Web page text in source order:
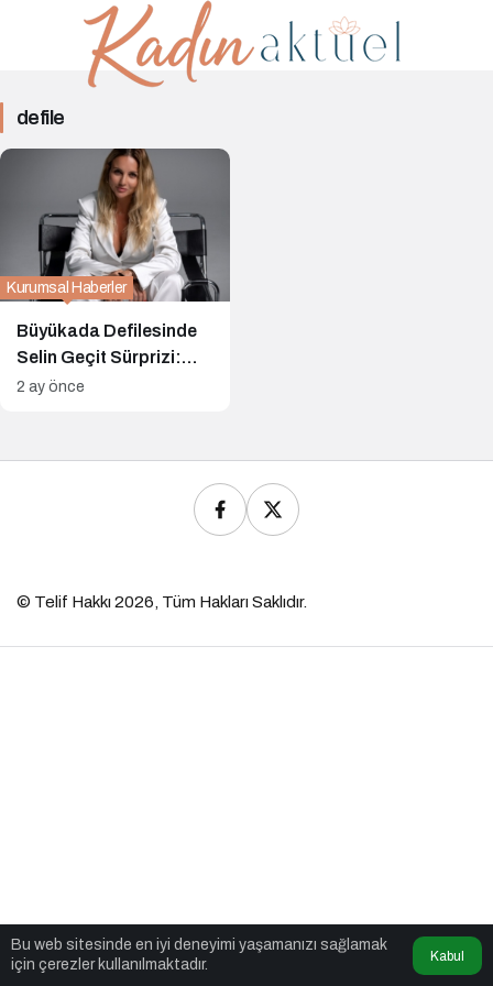
Haberleri
defile
Büyükada Defilesinde
Selin Geçit Sürprizi:
Tuba Ergin Tasarımları
Kurumsal Haberler
2 ay önce
Bu web sitesinde en iyi deneyimi yaşamanızı sağlamak
için çerezler kullanılmaktadır.
Kabul
© Telif Hakkı 2026, Tüm Hakları Saklıdır.